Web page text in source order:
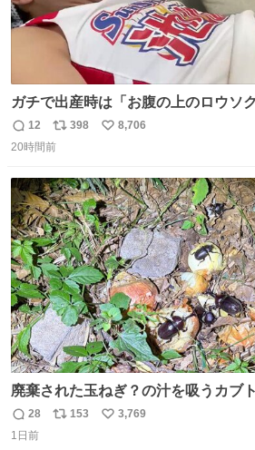
ガチで出産時は「お腹の上のロウソ
サンシャイン池崎」だったし、お産
イレは「とにかく明るい安村の体勢」
返
信
12
リ
ポ
ト
数
398
い
数
8,706
20時間前
廃棄された玉ねぎ？の汁を吸うカブ
物ならなんでもいいのかよ… まあ害
カナブンや黒ゴキが来ていた
返
信
28
リ
153
い
3,769
1日前